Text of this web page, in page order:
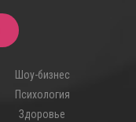
Шоу-бизнес
Психология
Здоровье